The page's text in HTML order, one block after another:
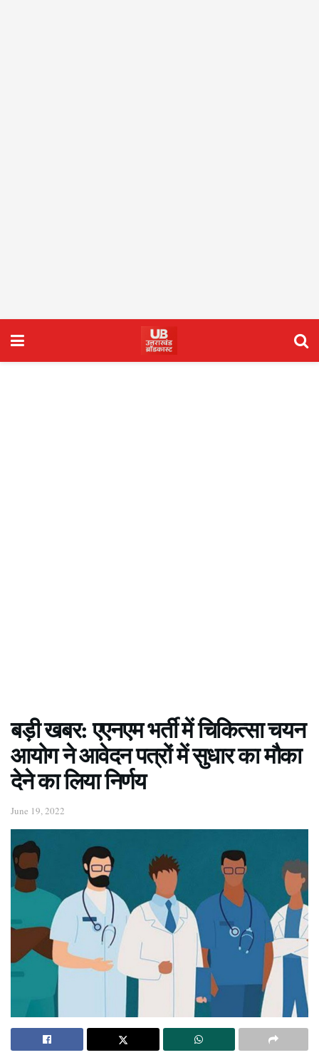
बड़ी खबर: एएनएम भर्ती में चिकित्सा चयन
आयोग ने आवेदन पत्रों में सुधार का मौका
देने का लिया निर्णय
June 19, 2022